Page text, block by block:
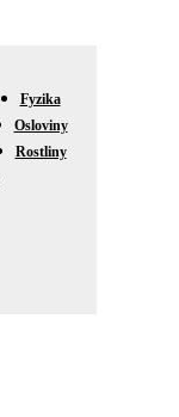
Fyzika
Osloviny
Rostliny